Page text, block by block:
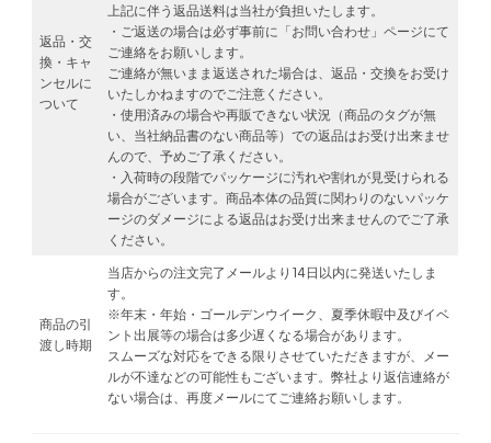
返品・交
換・キャ
ンセルに
ついて
上記に伴う返品送料は当社が負担いたします。
・ご返送の場合は必ず事前に「お問い合わせ」ページにて
ご連絡をお願いします。
ご連絡が無いまま返送された場合は、返品・交換をお受け
いたしかねますのでご注意ください。
・使用済みの場合や再販できない状況（商品のタグが無
い、当社納品書のない商品等）での返品はお受け出来ませ
んので、予めご了承ください。
・入荷時の段階でパッケージに汚れや割れが見受けられる
場合がございます。商品本体の品質に関わりのないパッケ
ージのダメージによる返品はお受け出来ませんのでご了承
ください。
商品の引
渡し時期
当店からの注文完了メールより14日以内に発送いたしま
す。
※年末・年始・ゴールデンウイーク、夏季休暇中及びイベ
ント出展等の場合は多少遅くなる場合があります。
スムーズな対応をできる限りさせていただきますが、メー
ルが不達などの可能性もございます。弊社より返信連絡が
ない場合は、再度メールにてご連絡お願いします。